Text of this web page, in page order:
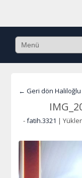
← Geri dön
-fatih.3321 |